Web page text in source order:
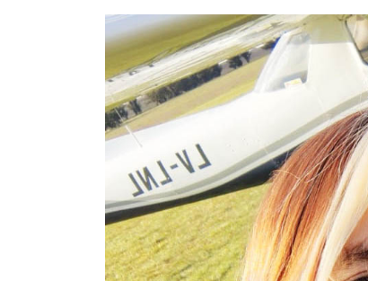
Fúnebres
Empresa
Nosotros
Contacto